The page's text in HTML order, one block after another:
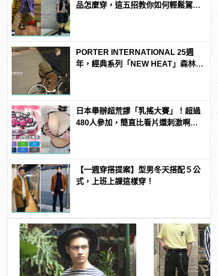
品怎麼穿，這五招教你如何輕鬆駕
PORTER INTERNATIONAL 25週
年，經典系列「NEW HEAT」森林綠
日本舉辦超荒謬「乳搖大賽」！超過
480人參加，簡直比看片還刺激啊！ |
【一週穿搭提案】型男冬天搭配５公
式，上班上課這樣穿！